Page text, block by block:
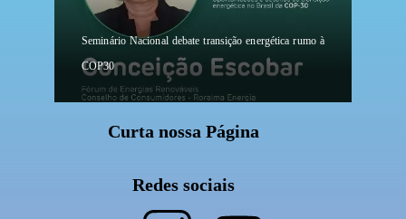
Seminário Nacional debate transição energética rumo à
COP30
Curta nossa Página
Redes sociais